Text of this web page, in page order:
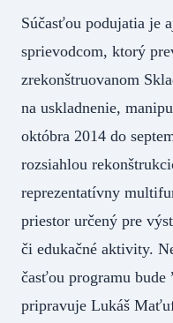
Súčasťou podujatia je
sprievodcom, ktorý
zrekonštruovanom
na uskladnenie,
októbra 2014 do
rozsiahlou
reprezentatívny
priestor určený pre
či edukačné aktivity.
časťou programu
pripravuje Lukáš